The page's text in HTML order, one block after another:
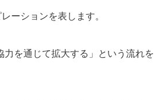
ーションを表します。
を通じて拡大する」という流れを